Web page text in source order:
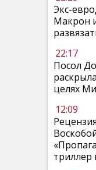
Экс-
Макрон
22:17
Посол
целях
12:09
триллер